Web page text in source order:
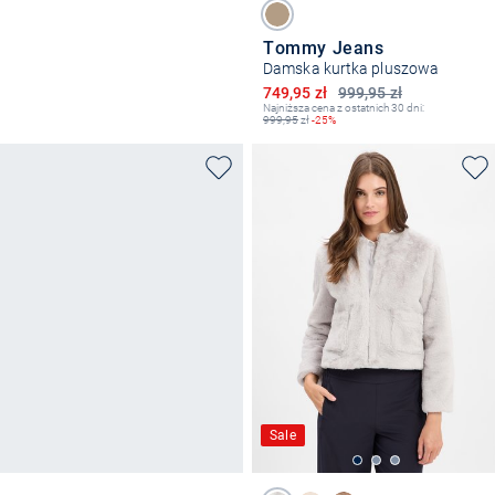
Tommy Jeans
Damska kurtka pluszowa
999,95 zł
Obniżona cena
749,95 zł
Najniższa cena z ostatnich 30 dni:
999,95zł-25%
Sale